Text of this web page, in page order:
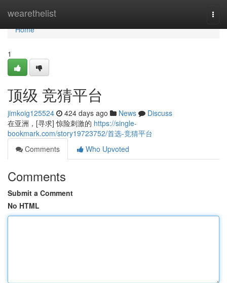
wearethelist
Home
Home
1
顶级 竞猜平台
jimkoig125524 424 days ago News
Discuss
在亚洲，[寻求] 惊险刺激的 https://single-
bookmark.com/story19723752/首选-竞猜平台
Comments
Who Upvoted
Comments
Submit a Comment
No HTML